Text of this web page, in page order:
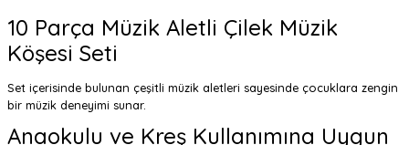
10 Parça Müzik Aletli Çilek Müzik
Köşesi Seti
Set içerisinde bulunan çeşitli müzik aletleri sayesinde çocuklara zengin
bir müzik deneyimi sunar.
Anaokulu ve Kreş Kullanımına Uygun